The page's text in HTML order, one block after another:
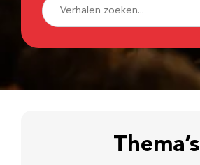
Thema’s